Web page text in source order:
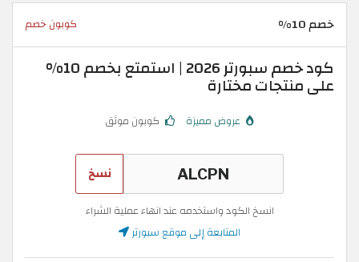
خصم 10% كوبون خصم
كود خصم سبورتر 2026 | استمتع بخصم 10%
على منتجات مختارة
عروض مميزة كوبون موثق
نسخ
انسخ الكود واستخدمه عند انهاء عملية الشراء
المتابعة إلى موقع سبورتر